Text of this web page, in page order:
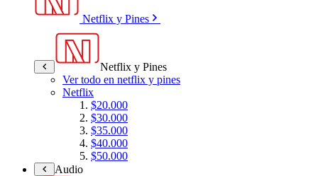
Netflix y Pines
Netflix y Pines
Ver todo en netflix y pines
Netflix
$20.000
$30.000
$35.000
$40.000
$50.000
Audio